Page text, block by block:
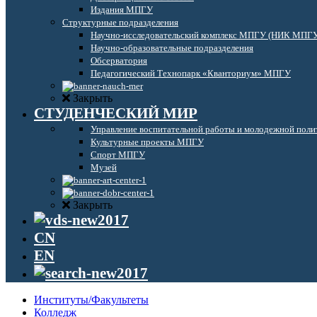
Издания МПГУ
Структурные подразделения
Научно-исследовательский комплекс МПГУ (НИК
Научно-образовательные подразделения
Обсерватория
Педагогический Технопарк «Кванториум» МПГУ
Закрыть
СТУДЕНЧЕСКИЙ МИР
Управление воспитательной работы и молодежной
Культурные проекты МПГУ
Спорт МПГУ
Музей
Закрыть
CN
EN
Институты/Факультеты
Колледж